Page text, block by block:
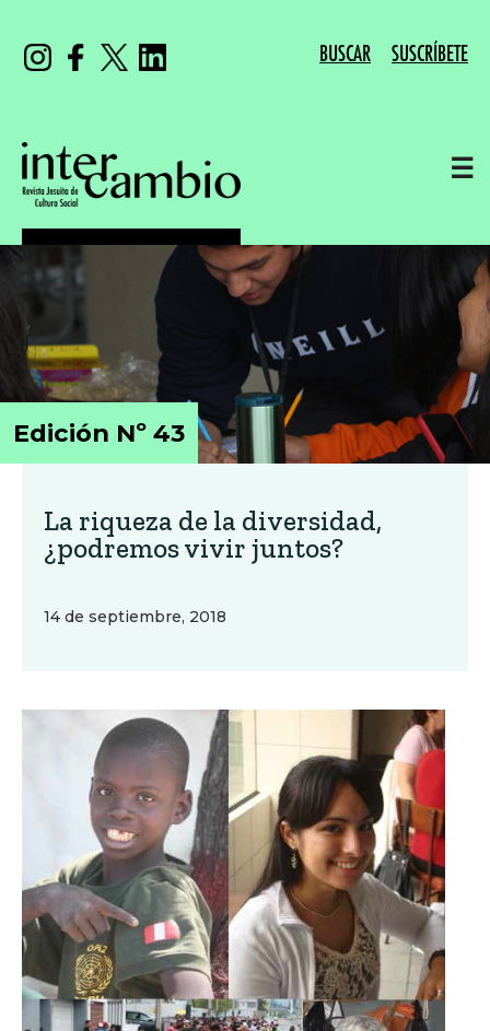
BUSCAR SUSCRÍBETE
☰
Edición Nº 43
La riqueza de la diversidad,
¿podremos vivir juntos?
14 de septiembre, 2018